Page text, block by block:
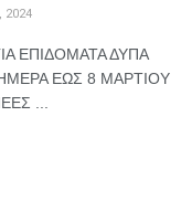
ΕΠΙΔΟΜΑΤΑ ΔΥΠΑ
ΕΩΣ 8 ΜΑΡΤΙΟΥ
...